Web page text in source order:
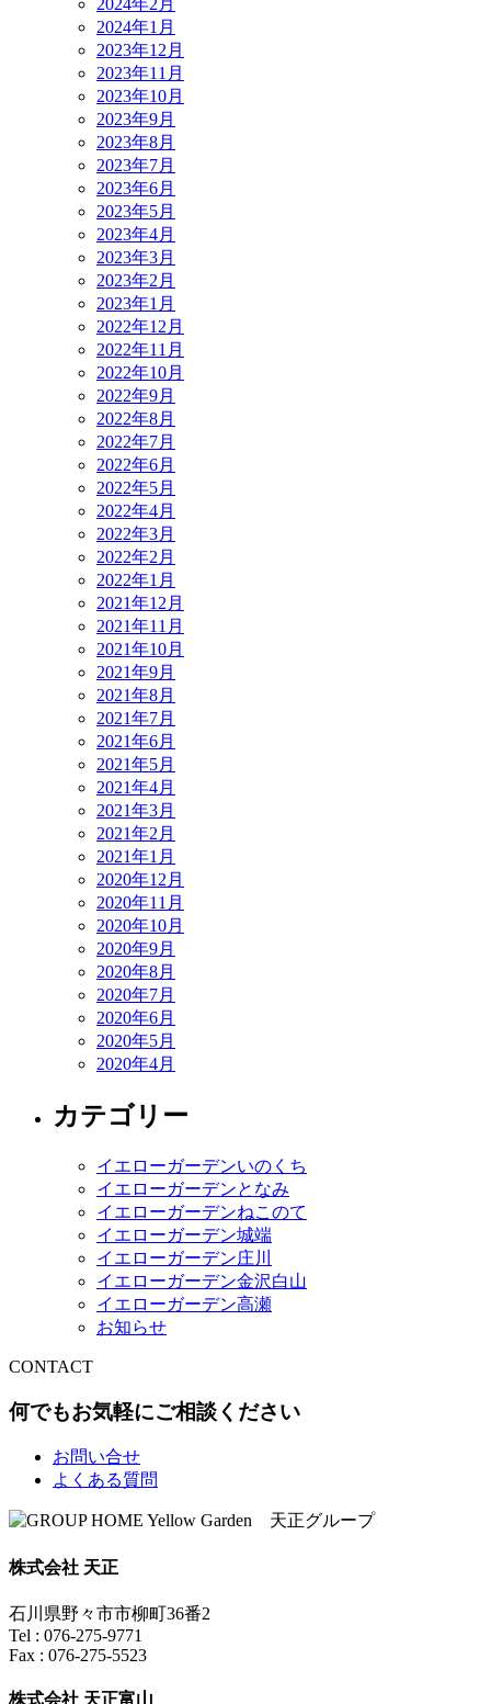
2024年2月
2024年1月
2023年12月
2023年11月
2023年10月
2023年9月
2023年8月
2023年7月
2023年6月
2023年5月
2023年4月
2023年3月
2023年2月
2023年1月
2022年12月
2022年11月
2022年10月
2022年9月
2022年8月
2022年7月
2022年6月
2022年5月
2022年4月
2022年3月
2022年2月
2022年1月
2021年12月
2021年11月
2021年10月
2021年9月
2021年8月
2021年7月
2021年6月
2021年5月
2021年4月
2021年3月
2021年2月
2021年1月
2020年12月
2020年11月
2020年10月
2020年9月
2020年8月
2020年7月
2020年6月
2020年5月
2020年4月
カテゴリー
イエローガーデンいのくち
イエローガーデンとなみ
イエローガーデンねこのて
イエローガーデン城端
イエローガーデン庄川
イエローガーデン金沢白山
イエローガーデン高瀬
お知らせ
CONTACT
何でもお気軽にご相談ください
お問い合せ
よくある質問
株式会社 天正
石川県野々市市柳町36番2
Tel : 076-275-9771
Fax : 076-275-5523
株式会社 天正富山